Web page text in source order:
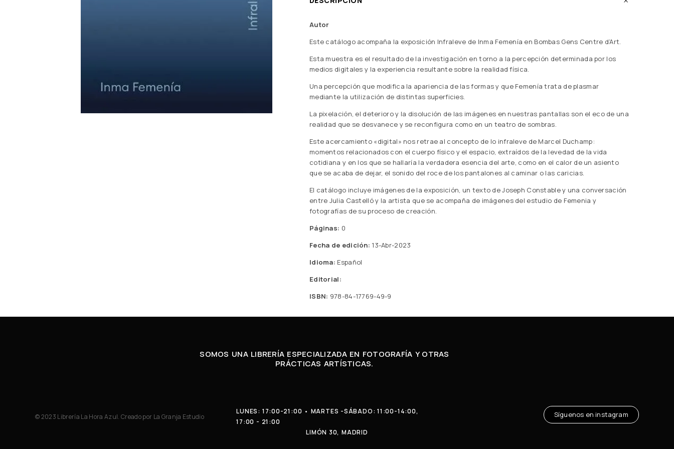
Autor
Este catálogo acompaña la exposición Infraleve de Inma Femenía en Bombas Gens Centre d’Art.
Esta muestra es el resultado de la investigación en torno a la percepción determinada por los
medios digitales y la experiencia resultante sobre la realidad física.
Una percepción que modifica la apariencia de las formas y que Femenía trata de plasmar
mediante la utilización de distintas superficies.
La pixelación, el deterioro y la disolución de las imágenes en nuestras pantallas son el eco de una
realidad que se desvanece y se reconfigura como en un teatro de sombras.
Este acercamiento «digital» nos retrae al concepto de lo infraleve de Marcel Duchamp:
momentos relacionados con el cuerpo físico y el espacio, extraídos de la levedad de la vida
cotidiana y en los que se hallaría la verdadera esencia del arte, como en el calor de un asiento
que se acaba de dejar, el sonido del roce de los pantalones al caminar o las caricias.
El catálogo incluye imágenes de la exposición, un texto de Joseph Constable y una conversación
entre Julia Castelló y la artista que se acompaña de imágenes del estudio de Femenia y
fotografías de su proceso de creación.
Páginas: 0
Fecha de edición: 13-Abr-2023
Idioma: Español
Editorial:
ISBN: 978-84-17769-49-9
SOMOS UNA LIBRERÍA ESPECIALIZADA EN FOTOGRAFÍA Y OTRAS
PRÁCTICAS ARTÍSTICAS.
© 2023 Librería La Hora Azul. Creado por La Granja Estudio
LUNES: 17:00-21:00 • MARTES -SÁBADO: 11:00-14:00,
17:00 - 21:00
LIMÓN 30, MADRID
Síguenos en instagram